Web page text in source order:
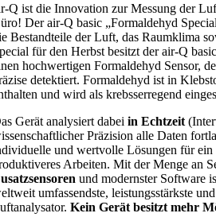
Q ist die Innovation zur Messung der
Der air-Q basic „Formaldehyd
Bestandteile der Luft, das Raumklima
für den Herbst besitzt der air-Q
hochwertigen Formaldehyd Sensor,
detektiert. Formaldehyd ist in
und wird als krebsserregend
Gerät analysiert dabeiin Echtzeit
Präzision alle Daten
und wertvolle Lösungen für ein
Arbeiten. Mit der Menge an
und modernster Software
umfassendste, leistungsstärkste
Kein Gerät besitzt mehr